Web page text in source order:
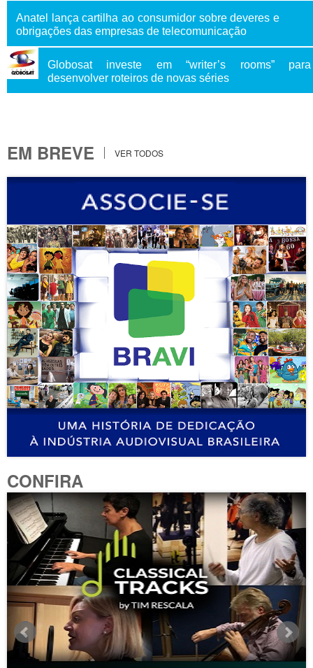
Anatel lança cartilha ao consumidor sobre deveres e
obrigações das empresas de telecomunicação
Globosat investe em “writer’s rooms” para
desenvolver roteiros de novas séries
EM BREVE VER TODOS
CONFIRA